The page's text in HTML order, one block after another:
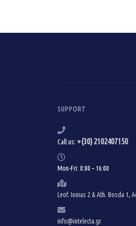
SUPPORT
Call us: +(30) 2102407150
Mon-Fri: 8:00 – 16:00
Leof. Ionias 2 & Ath. Bosda 1,
info@intelecta.gr